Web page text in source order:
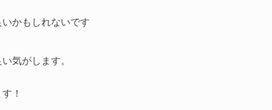
かもしれないです
気がします。
！